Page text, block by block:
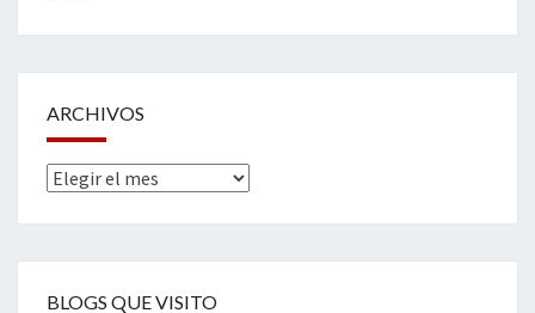
ARCHIVOS
Archivos
BLOGS QUE VISITO